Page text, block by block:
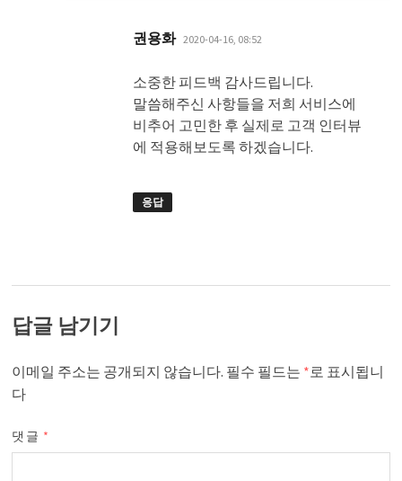
권용화 댓
글:
2020-04-16, 08:52
소중한 피드백 감사드립니다.
말씀해주신 사항들을 저희 서비스에
비추어 고민한 후 실제로 고객 인터뷰
에 적용해보도록 하겠습니다.
응답
답글 남기기
이메일 주소는 공개되지 않습니다. 필수 필드는 * 로 표시됩니
다
댓글 *